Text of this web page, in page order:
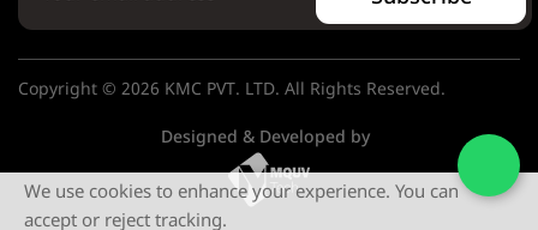
Copyright © 2026 KMC PVT. LTD. All Rights Reserved.
Designed & Developed by
We use cookies to enhance your experience. You can
accept or reject tracking.